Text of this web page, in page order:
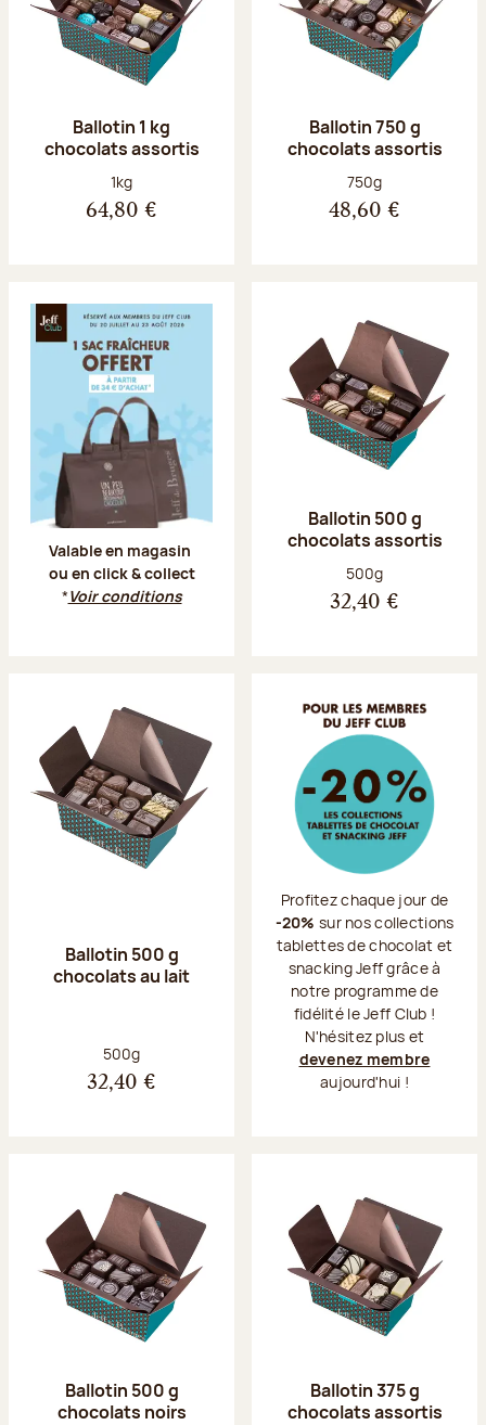
Ballotin 1 kg
chocolats assortis
Poids net :
1kg
64,80 €
Ballotin 750 g
chocolats assortis
Poids net :
750g
48,60 €
Valable en magasin
ou en click & collect
*Voir conditions
Ballotin 500 g
chocolats assortis
Poids net :
500g
32,40 €
Ballotin 500 g
chocolats au lait
Poids net :
500g
32,40 €
Profitez chaque jour de
-20% sur nos collections
tablettes de chocolat et
snacking Jeff grâce à
notre programme de
fidélité le Jeff Club !
N'hésitez plus et
devenez membre
aujourd'hui !
Ballotin 500 g
chocolats noirs
Ballotin 375 g
chocolats assortis